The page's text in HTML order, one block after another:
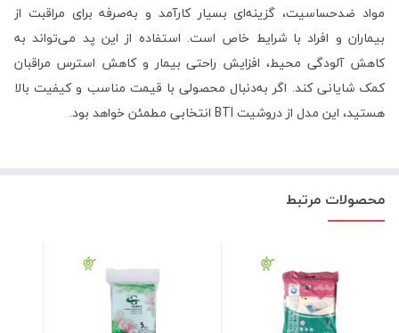
مواد ضدحساسیت، گزینه‌ای بسیار کارآمد و به‌صرفه برای مراقبت از
بیماران و افراد با شرایط خاص است. استفاده از این پد می‌تواند به
کاهش آلودگی محیط، افزایش راحتی بیمار و کاهش استرس مراقبان
کمک شایانی کند. اگر به‌دنبال محصولی با قیمت مناسب و کیفیت بالا
هستید، این مدل از دروشیت BTI انتخابی مطمئن خواهد بود.
محصولات مرتبط